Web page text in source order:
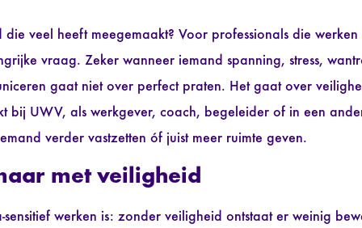
veel heeft meegemaakt? Voor professionals die werken
vraag. Zeker wanneer iemand spanning, stress,
gaat niet over perfect praten. Het gaat over
bij UWV, als werkgever, coach, begeleider of in een
verder vastzetten óf juist meer ruimte geven.
met veiligheid
werken is: zonder veiligheid ontstaat er weinig